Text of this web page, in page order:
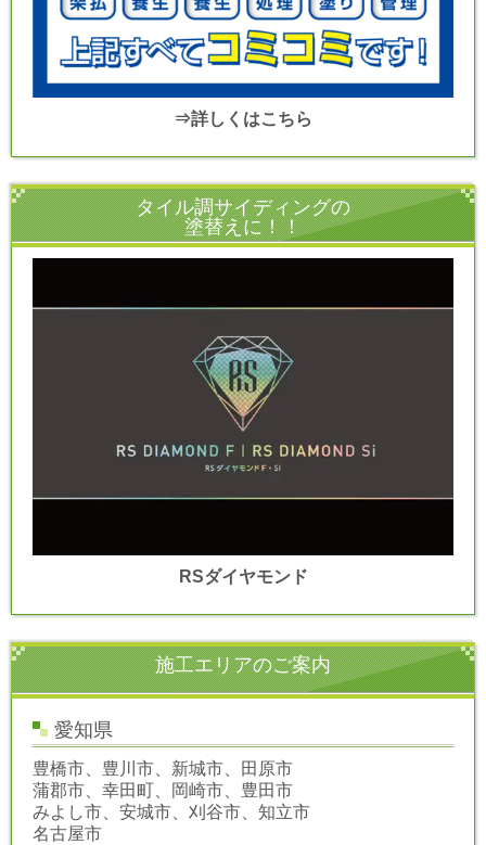
⇒詳しくはこちら
タイル調サイディングの
塗替えに！！
RSダイヤモンド
施工エリアのご案内
愛知県
豊橋市、豊川市、新城市、田原市
蒲郡市、幸田町、岡崎市、豊田市
みよし市、安城市、刈谷市、知立市
名古屋市